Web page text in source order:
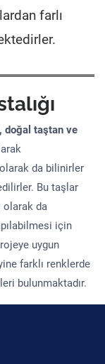
farlı
doğal taştan ve
da bilinirler
Bu taşlar
olarak da
için
uygun
farklı renklerde
bulunmaktadır.